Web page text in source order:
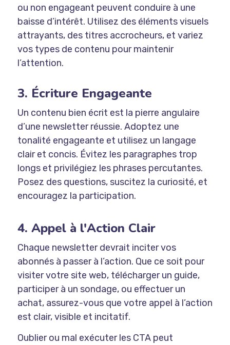
ou non engageant peuvent conduire à une
baisse d’intérêt. Utilisez des éléments visuels
attrayants, des titres accrocheurs, et variez
vos types de contenu pour maintenir
l’attention.
3. Écriture Engageante
Un contenu bien écrit est la pierre angulaire
d’une newsletter réussie. Adoptez une
tonalité engageante et utilisez un langage
clair et concis. Évitez les paragraphes trop
longs et privilégiez les phrases percutantes.
Posez des questions, suscitez la curiosité, et
encouragez la participation.
4. Appel à l'Action Clair
Chaque newsletter devrait inciter vos
abonnés à passer à l’action. Que ce soit pour
visiter votre site web, télécharger un guide,
participer à un sondage, ou effectuer un
achat, assurez-vous que votre appel à l’action
est clair, visible et incitatif.
Oublier ou mal exécuter les CTA peut